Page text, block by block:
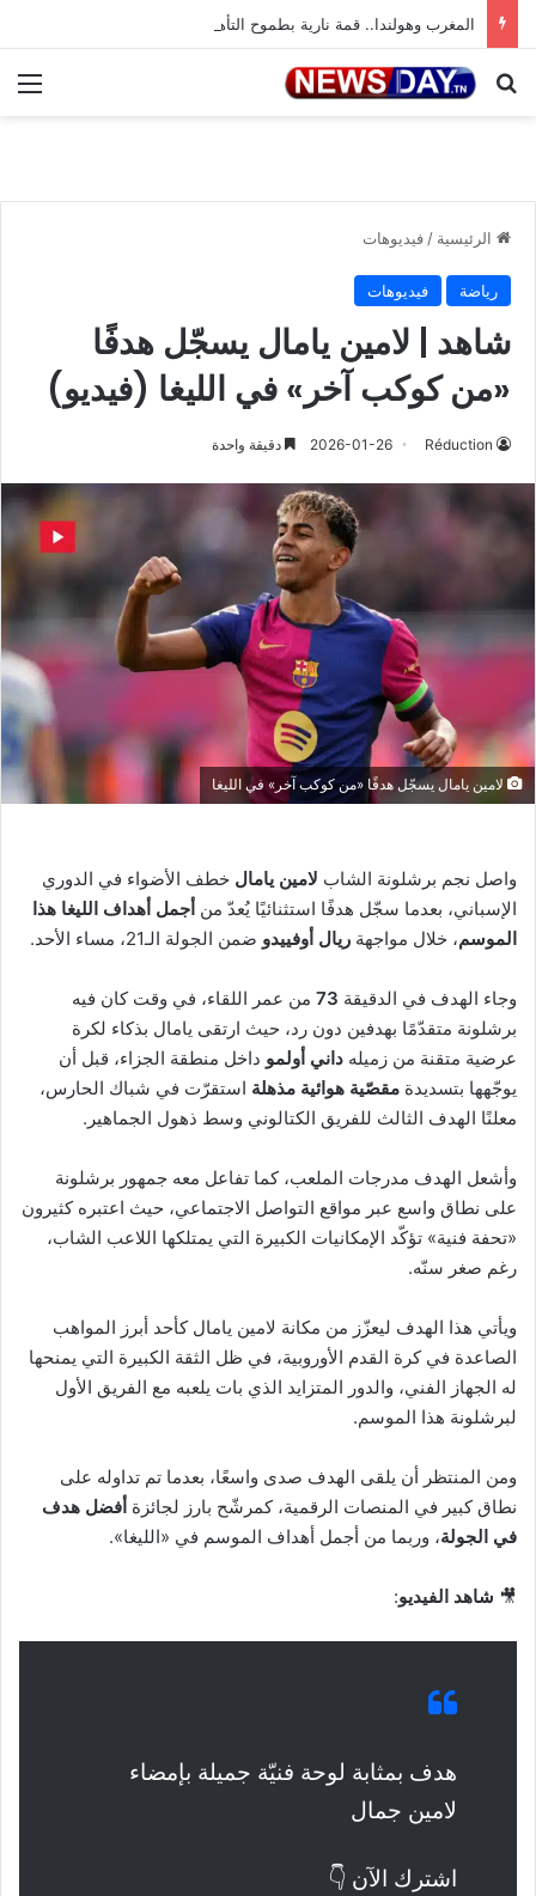
المغرب وهولندا.. قمة نارية بطموح التأهل إلى ثمن النهائي
بحث عن
الرئيسية / فيديوهات
رياضة فيديوهات
شاهد | لامين يامال يسجّل هدفًا
«من كوكب آخر» في الليغا (فيديو)
Réduction
2026-01-26 دقيقة واحدة
لامين يامال يسجّل هدفًا «من كوكب آخر» في الليغا
واصل نجم برشلونة الشاب لامين يامال خطف الأضواء في الدوري
الإسباني، بعدما سجّل هدفًا استثنائيًا يُعدّ من أجمل أهداف الليغا هذا
الموسم، خلال مواجهة ريال أوفييدو ضمن الجولة الـ21، مساء الأحد.
وجاء الهدف في الدقيقة 73 من عمر اللقاء، في وقت كان فيه
برشلونة متقدّمًا بهدفين دون رد، حيث ارتقى يامال بذكاء لكرة
عرضية متقنة من زميله داني أولمو داخل منطقة الجزاء، قبل أن
يوجّهها بتسديدة مقصّية هوائية مذهلة استقرّت في شباك الحارس،
معلنًا الهدف الثالث للفريق الكتالوني وسط ذهول الجماهير.
وأشعل الهدف مدرجات الملعب، كما تفاعل معه جمهور برشلونة
على نطاق واسع عبر مواقع التواصل الاجتماعي، حيث اعتبره كثيرون
«تحفة فنية» تؤكّد الإمكانيات الكبيرة التي يمتلكها اللاعب الشاب،
رغم صغر سنّه.
ويأتي هذا الهدف ليعزّز من مكانة لامين يامال كأحد أبرز المواهب
الصاعدة في كرة القدم الأوروبية، في ظل الثقة الكبيرة التي يمنحها
له الجهاز الفني، والدور المتزايد الذي بات يلعبه مع الفريق الأول
لبرشلونة هذا الموسم.
ومن المنتظر أن يلقى الهدف صدى واسعًا، بعدما تم تداوله على
نطاق كبير في المنصات الرقمية، كمرشّح بارز لجائزة أفضل هدف
في الجولة، وربما من أجمل أهداف الموسم في «الليغا».
🎥 شاهد الفيديو:
هدف بمثابة لوحة فنيّة جميلة بإمضاء
لامين جمال
اشترك الآن 👇